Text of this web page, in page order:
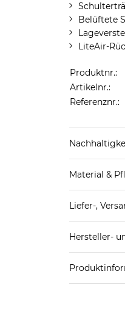
Belüftete
LiteAir-
Produktnr.:
Artikelnr.:
Referenznr.:
Mehr
Material &
Liefer-,
Spedition
Hersteller-
Deuter